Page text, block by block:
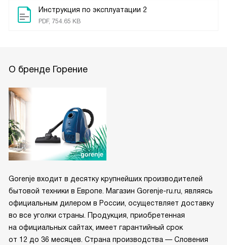
Инструкция по эксплуатации 2
PDF, 754.65 KB
О бренде Горение
Gorenje входит в десятку крупнейших производителей
бытовой техники в Европе. Магазин Gorenje-ru.ru, являясь
официальным дилером в России, осуществляет доставку
во все уголки страны. Продукция, приобретенная
на официальных сайтах, имеет гарантийный срок
от 12 до 36 месяцев. Страна производства — Словения